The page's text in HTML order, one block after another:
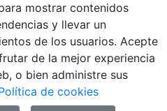
de Donostia / San Sebastián
mostrar contenidos
y llevar un
de los usuarios. Acepte
de la mejor experiencia
o bien administre sus
de cookies